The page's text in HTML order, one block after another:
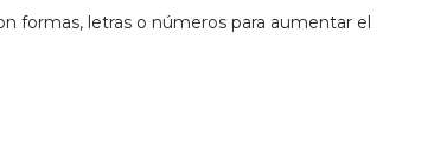
formas, letras o números para aumentar el